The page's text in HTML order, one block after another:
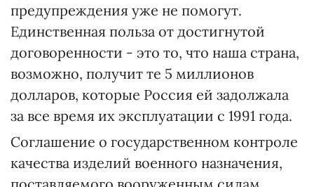
предупреждения уже не помогут.
Единственная польза от достигнутой
договоренности - это то, что наша страна,
возможно, получит те 5 миллионов
долларов, которые Россия ей задолжала
за все время их эксплуатации с 1991 года.
Соглашение о государственном контроле
качества изделий военного назначения,